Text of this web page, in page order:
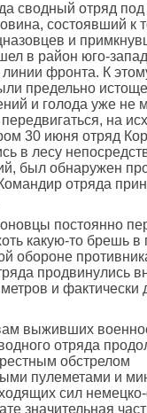
сводный отряд
состоявший к
и
в район юго-
фронта. К
предельно
и голода уже не
на
30 июня отряд
в лесу
был обнаружен
отряда
постоянно
какую-то брешь в
обороне
продвинулись
и фактически
выживших
отряда
обстрелом
пулеметами и
сил
значительная